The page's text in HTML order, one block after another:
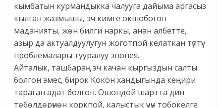
кымбатын курмандыкка чалууга дайыма аргасыз
кылган жазмышы, эч кимге окшобогон
маданияты, жөн билги наркы, анан албетте,
азыр да актуалдуулугун жоготпой келаткан түптүү
проблемалары тууралуу эпопея.
Айталык, ташбараң эч качан кыргыздын салты
болгон эмес, бирок Кокон хандыгында кеңири
тараган адат болгон. Ошондой шартта дин
төбөлдөрүнөн коркпой, калыстык үчүн тобокелге